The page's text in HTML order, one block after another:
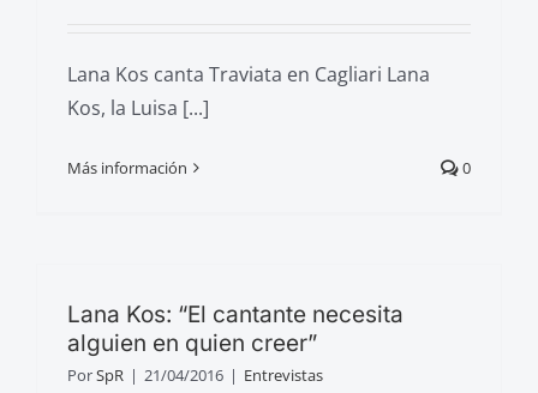
Lana Kos canta Traviata en Cagliari Lana
Kos, la Luisa [...]
Más información 0
Lana Kos: “El cantante necesita
alguien en quien creer”
PorSpR | 21/04/2016 | Entrevistas